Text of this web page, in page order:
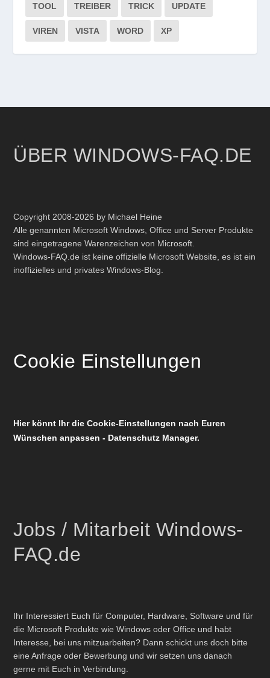
TOOL TREIBER TRICK UPDATE
VIREN VISTA WORD XP
ÜBER WINDOWS-FAQ.DE
Copyright 2008-2026 by Michael Heine
Alle genannten Microsoft Windows, Office und Server Produkte
sind eingetragene Warenzeichen von Microsoft.
Windows-FAQ.de ist keine offizielle Microsoft Website, es ist ein
inoffizielles und privates Windows-Blog.
Cookie Einstellungen
Hier könnt Ihr die Cookie-Einstellungen nach Euren
Wünschen anpassen - Datenschutz Manager.
Jobs / Mitarbeit Windows-
FAQ.de
Ihr Interessiert Euch für Computer, Hardware, Software und für
die Microsoft Produkte wie Windows oder Office und habt
Interesse, bei uns mitzuarbeiten? Dann schickt uns doch bitte
eine Anfrage oder Bewerbung und wir setzen uns danach
gerne mit Euch in Verbindung.